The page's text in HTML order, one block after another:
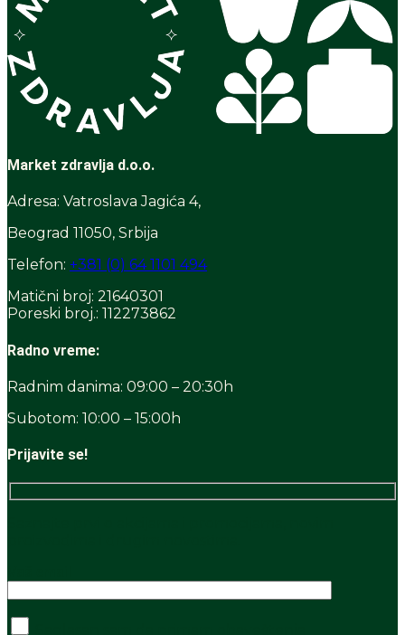
Market zdravlja d.o.o.
Adresa: Vatroslava Jagića 4,
Beograd 11050, Srbija
Telefon: +381 (0) 64 1101 494
Matični broj: 21640301
Poreski broj.: 112273862
Radno vreme:
Radnim danima: 09:00 – 20:30h
Subotom: 10:00 – 15:00h
Prijavite se!